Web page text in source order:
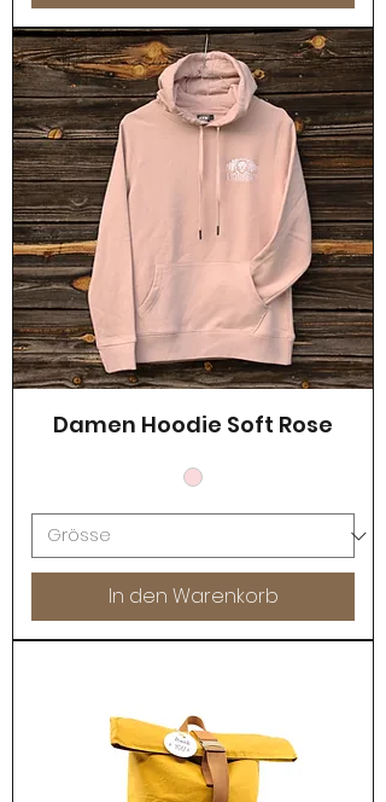
Damen Hoodie Soft Rose
In den Warenkorb